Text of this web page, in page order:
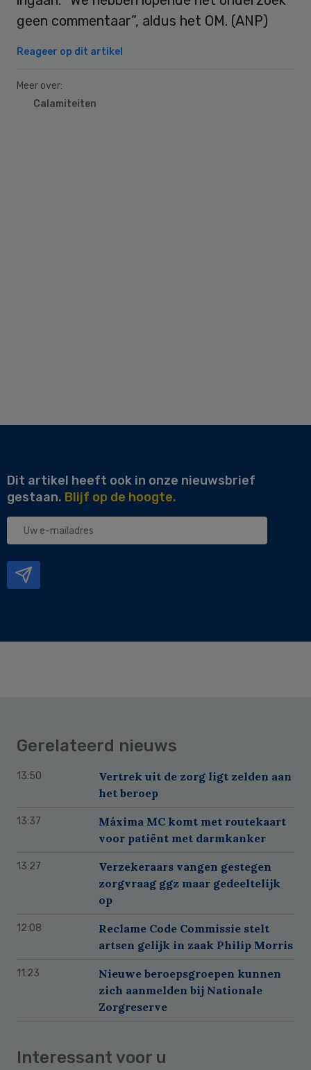
geen commentaar”, aldus het OM. (ANP)
Reageer op dit artikel
Meer over:
Calamiteiten
Dit artikel heeft ook in onze nieuwsbrief
gestaan. Blijf op de hoogte.
Uw
Gerelateerd nieuws
13:50
Vertrek uit de zorg ligt zelden aan
het beroep
13:37
Máxima MC komt met routekaart
voor patiënt met darmkanker
13:27
Verzekeraars vangen gestegen
zorgvraag ggz maar gedeeltelijk
op
12:08
Reclame Code Commissie stelt
artsen gelijk in zaak Philip Morris
11:23
Nieuwe beroepsgroepen kunnen
zich aanmelden bij Nationale
Zorgreserve
Interessant voor u